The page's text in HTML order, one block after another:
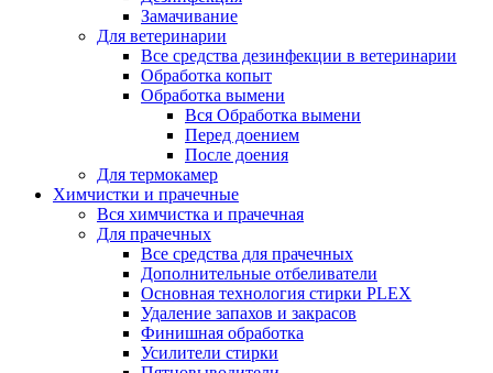
Замачивание
Для ветеринарии
Все средства дезинфекции в ветеринарии
Обработка копыт
Обработка вымени
Вся Обработка вымени
Перед доением
После доения
Для термокамер
Химчистки и прачечные
Вся химчистка и прачечная
Для прачечных
Все средства для прачечных
Дополнительные отбеливатели
Основная технология стирки PLEX
Удаление запахов и закрасов
Финишная обработка
Усилители стирки